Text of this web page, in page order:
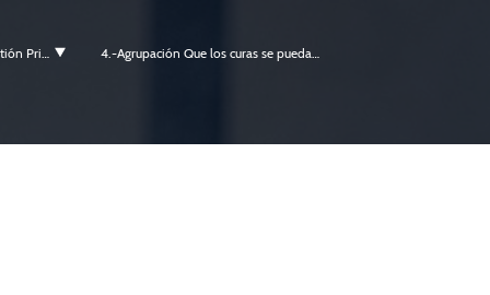
3.-Democracia Directa de Gestión Privatizada 4.-Agrupación Que los curas se puedan casar